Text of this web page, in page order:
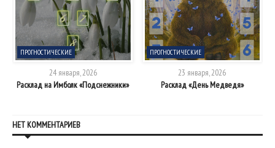
ПРОГНОСТИЧЕСКИЕ
24 января, 2026
Расклад на Имболк «Подснежники»
ПРОГНОСТИЧЕСКИЕ
23 января, 2026
Расклад «День Медведя»
НЕТ КОММЕНТАРИЕВ